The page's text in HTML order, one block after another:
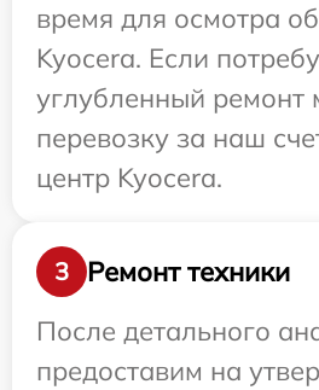
время для осмотра
Kyocera. Если
углубленный ремонт
перевозку за наш
центр Kyocera.
3
Ремонт техники
После детального
предоставим на